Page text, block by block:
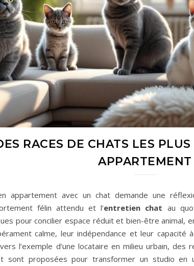
RACES DE CHATS LES
APPARTEMENT
appartement avec un chat demande une
félin attendu et l’entretien chat au
pour concilier espace réduit et bien-être animal,
calme, leur indépendance et leur capacité
l’exemple d’une locataire en milieu urbain,
sont proposées pour transformer un studio